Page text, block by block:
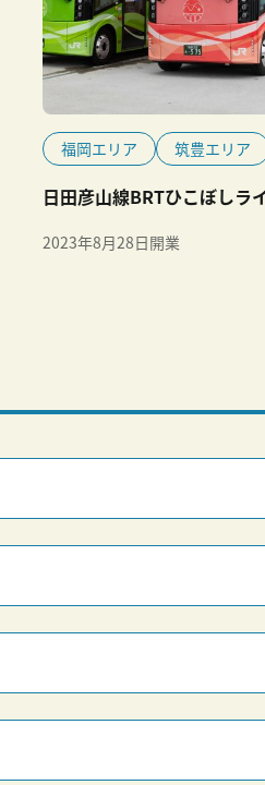
福岡エリア 筑豊エリア
日田彦山線BRTひこぼしラ
2023年8月28日開業